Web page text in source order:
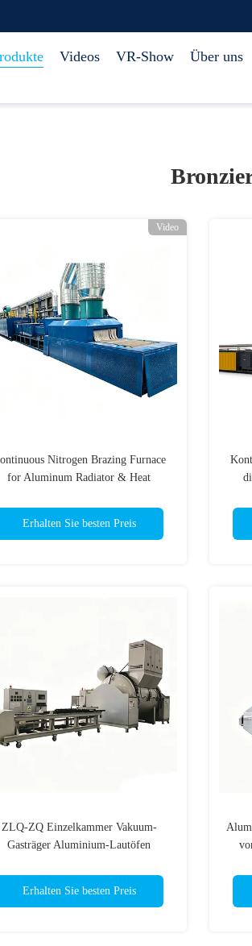
Videos VR-Show Über uns
Video
Nitrogen Brazing Furnace
for Aluminum Radiator & Heat
Erhalten Sie besten Preis
ZLQ-ZQ Einzelkammer Vakuum-
Gasträger Aluminium-Lautöfen
Erhalten Sie besten Preis